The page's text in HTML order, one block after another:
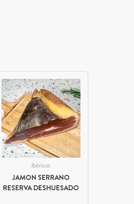
Ibéricos
JAMON SERRANO
RESERVA DESHUESADO